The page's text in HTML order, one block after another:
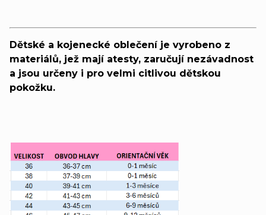
Dětské a kojenecké oblečení je vyrobeno z
materiálů, jež mají atesty, zaručují nezávadnost
a jsou určeny i pro velmi citlivou dětskou
pokožku.